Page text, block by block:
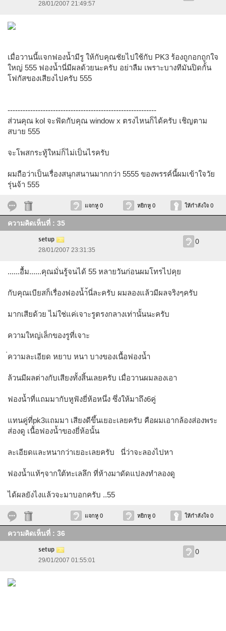
28/01/2007 21:49:57
เมื่อวานนี้แจกฟองน้ำมีรู ให้กับคุณชัยไปใช้กับ PK3 ร้องถูกอกถูกใจ
ใหญ่ 555 ฟองน้ำนี่มีผลด้วยนะครับ อย่าลืม เพราะบางทีมันปิดกั้น
โฟกัสของเสียงไปครับ 555
-----------------------------------------------------------
ส่วนคุณ kol จะฟัดกับคุณ window x ตรงไหนก็ได้ครับ เชิญตาม
สบาย 555
จะโพสกระทู้ใหม่ก็ไม่เป็นไรครับ
ผมถือว่าเป็นเรื่องสนุกสนานมากกว่า 5555 ของพรรค์นี้ผมเข้าใจวัย
รุ่นจ้า 555
แจกหู 0 หยิกหู 0 ให้กำลังใจ 0
ความคิดเห็นที่ : 35
setup
28/01/2007 23:31:35
0
......อื้ม......คุณมั่นรู้จนได้ 55 หลายวันก่อนผมโทรไปคุย
กับคุณเบียสก็เรื่องฟองน้ำ้นี่ละครับ ผมลองแล้วมีผลจริงๆครับ
มากเสียด้วย ไม่ใช่แค่เจาะรูตรงกลางเท่านั้นนะครับ
ความใหญ่เล็กของรูที่เจาะ
่ความละเอียด หยาบ หนา บางของเนื้อฟองน้ำ
ล้วนมีผลต่างกับเสียงทั้งสิ้นเลยครับ เมื่อวานผมลองเอา
ฟองน้ำที่แถมมากับหูฟังยี่ห้อหนึ่ง ซึ่งให้มาถึง6คู่
แทนคู่ที่pk3แถมมา เสียงดีขึ้นเยอะเลยครับ คือผมเอากล้องส่องพระ
ส่องดู เนื้อฟองน้ำของยี่ห้อนั้น
ละเอียดและหนากว่าเยอะเลยครับ นี่ว่าจะลองไปหา
ฟองน้ำแท้ๆจากใต้ทะเลลึก ที่ห้างมาดัดแปลงทำลองดู
ได้ผลยังไงแล้วจะมาบอกครับ ..55
แจกหู 0 หยิกหู 0 ให้กำลังใจ 0
ความคิดเห็นที่ : 36
setup
29/01/2007 01:55:01
0